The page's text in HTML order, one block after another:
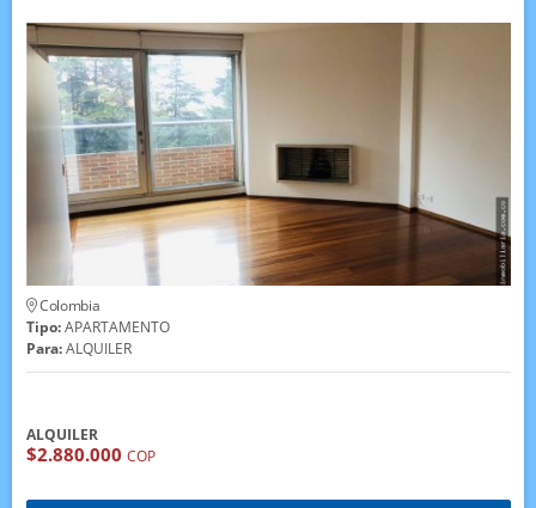
Colombia
Tipo:APARTAMENTO
Para:ALQUILER
ALQUILER
$2.880.000 COP